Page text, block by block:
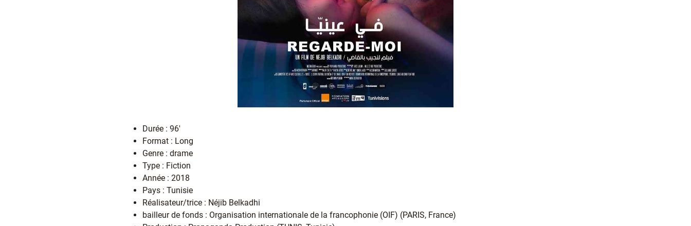
Durée : 96'
Format : Long
Genre : drame
Type : Fiction
Année : 2018
Pays : Tunisie
Réalisateur/trice : Néjib Belkadhi
bailleur de fonds : Organisation internationale de la francophonie (OIF) (PARIS, France)